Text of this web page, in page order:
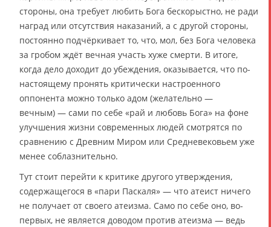
стороны, она требует любить Бога бескорыстно, не ради
наград или отсутствия наказаний, а с другой стороны,
постоянно подчёркивает то, что, мол, без Бога человека
за гробом ждёт вечная участь хуже смерти. В итоге,
когда дело доходит до убеждения, оказывается, что по-
настоящему пронять критически настроенного
оппонента можно только адом (желательно —
вечным) — сами по себе «рай и любовь Бога» на фоне
улучшения жизни современных людей смотрятся по
сравнению с Древним Миром или Средневековьем уже
менее соблазнительно.
Тут стоит перейти к критике другого утверждения,
содержащегося в «пари Паскаля» — что атеист ничего
не получает от своего атеизма. Само по себе оно, во-
первых, не является доводом против атеизма — ведь